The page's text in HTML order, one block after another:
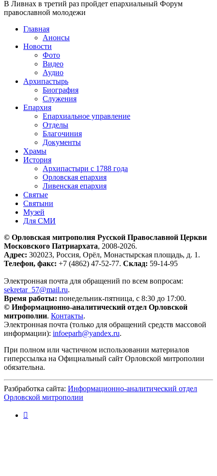
В Ливнах в третий раз пройдет епархиальный Форум
православной молодежи
Главная
Анонсы
Новости
Фото
Видео
Аудио
Архипастырь
Биография
Служения
Епархия
Епархиальное управление
Отделы
Благочиния
Документы
Храмы
История
Архипастыри с 1788 года
Орловская епархия
Ливенская епархия
Святые
Святыни
Музей
Для СМИ
© Орловская митрополия Русской Православной Церкви
Московского Патриархата, 2008-2026.
Адрес: 302023, Россия, Орёл, Монастырская площадь, д. 1.
Телефон, факс: +7 (4862) 47-52-77. Склад: 59-14-95
Электронная почта для обращений по всем вопросам:
sekretar_57@mail.ru.
Время работы: понедельник-пятница, с 8:30 до 17:00.
© Информационно-аналитический отдел Орловской
митрополии. Контакты.
Электронная почта (только для обращений средств массовой
информации): infoeparh@yandex.ru.
При полном или частичном использовании материалов
гиперссылка на Официальный сайт Орловской митрополии
обязательна.
Разбработка сайта: Информационно-аналитический отдел
Орловской митрополии